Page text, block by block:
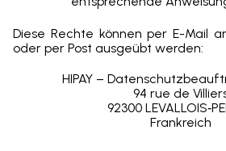
Diese Rechte können per E-Mail
oder per Post ausgeübt werden:
HIPAY –
94 rue de
92300
Frankreich